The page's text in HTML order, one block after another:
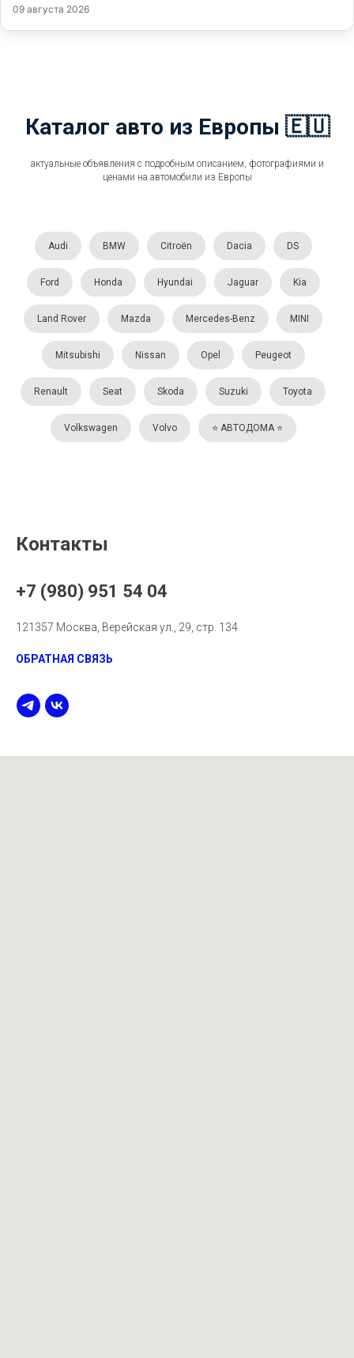
09 августа 2026
Каталог авто из Европы 🇪🇺
актуальные объявления с подробным описанием, фотографиями и
ценами на автомобили из Европы
Audi BMW Citroën Dacia DS
Ford Honda Hyundai Jaguar Kia
Land Rover Mazda Mercedes-Benz MINI
Mitsubishi Nissan Opel Peugeot
Renault Seat Skoda Suzuki Toyota
Volkswagen Volvo ⭐️ АВТОДОМА ⭐️
Контакты
+7 (980) 951 54 04
121357 Москва, Верейская ул., 29, стр. 134
ОБРАТНАЯ СВЯЗЬ